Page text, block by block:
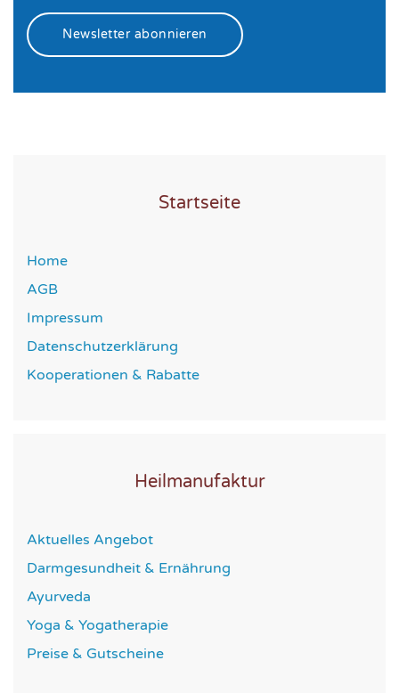
Newsletter abonnieren
Startseite
Home
AGB
Impressum
Datenschutzerklärung
Kooperationen & Rabatte
Heilmanufaktur
Aktuelles Angebot
Darmgesundheit & Ernährung
Ayurveda
Yoga & Yogatherapie
Preise & Gutscheine